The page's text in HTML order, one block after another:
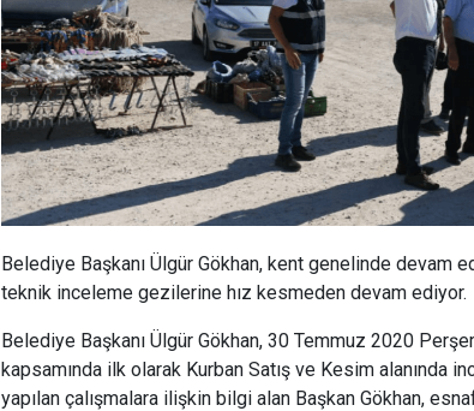
Belediye Başkanı Ülgür Gökhan, kent genelinde devam
teknik inceleme gezilerine hız kesmeden devam ediyor.
Belediye Başkanı Ülgür Gökhan, 30 Temmuz 2020
kapsamında ilk olarak Kurban Satış ve Kesim alanında
yapılan çalışmalara ilişkin bilgi alan Başkan Gökhan,